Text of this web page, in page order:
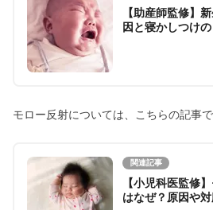
【助産師監修】
因と寝かしつけ
モロー反射については、こちらの記事
関連記事
【小児科医監修
はなぜ？原因や